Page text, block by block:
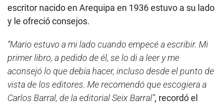
escritor nacido en Arequipa en 1936 estuvo a su lado
y le ofreció consejos.
“Mario estuvo a mi lado cuando empecé a escribir. Mi
primer libro, a pedido de él, se lo di a leer y me
aconsejó lo que debía hacer, incluso desde el punto de
vista de los editores. Me recomendó que escogiera a
Carlos Barral, de la editorial Seix Barral”, recordó el